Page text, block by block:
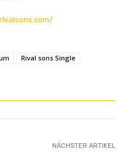
Rival sons Single
NÄCHSTER ARTIKEL